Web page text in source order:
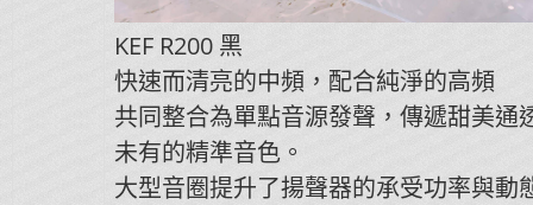
KEF R200 黑
快速而清亮的中頻，配合純淨的高頻
共同整合為單點音源發聲，傳遞甜美通
未有的精準音色。
大型音圈提升了揚聲器的承受功率與動